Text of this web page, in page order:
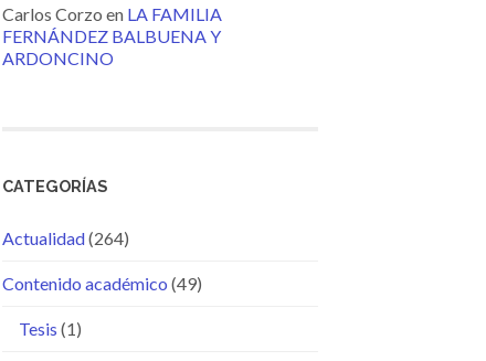
Carlos Corzo en LA FAMILIA
FERNÁNDEZ BALBUENA Y
ARDONCINO
CATEGORÍAS
Actualidad(264)
Contenido académico (49)
Tesis (1)